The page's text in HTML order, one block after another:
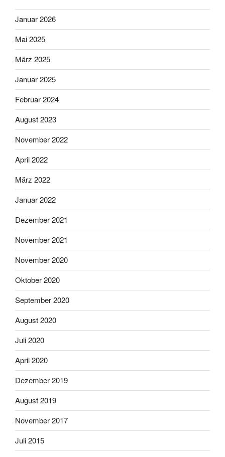
Januar 2026
Mai 2025
März 2025
Januar 2025
Februar 2024
August 2023
November 2022
April 2022
März 2022
Januar 2022
Dezember 2021
November 2021
November 2020
Oktober 2020
September 2020
August 2020
Juli 2020
April 2020
Dezember 2019
August 2019
November 2017
Juli 2015